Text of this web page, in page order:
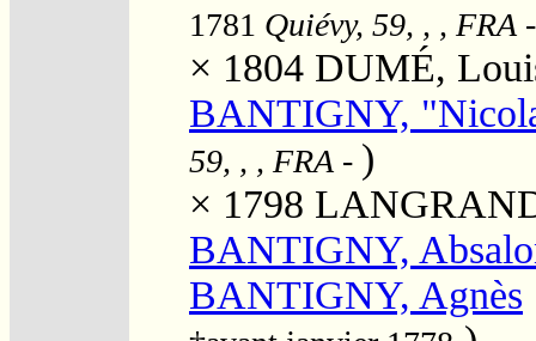
1781 Quiévy, 59, , , FRA
× 1804 DUMÉ,
BANTIGNY,
59, , , FRA - )
× 1798
BANTIGNY,
BANTIGNY, Agnès